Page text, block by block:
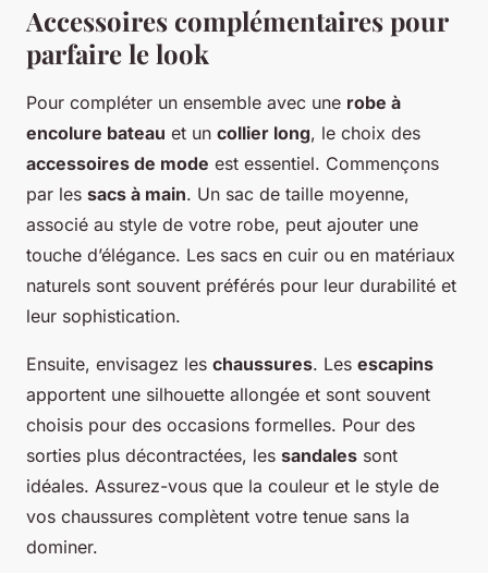
Accessoires complémentaires pour
parfaire le look
Pour compléter un ensemble avec une robe à
encolure bateau et un collier long, le choix des
accessoires de mode est essentiel. Commençons
par les sacs à main. Un sac de taille moyenne,
associé au style de votre robe, peut ajouter une
touche d’élégance. Les sacs en cuir ou en matériaux
naturels sont souvent préférés pour leur durabilité et
leur sophistication.
Ensuite, envisagez les chaussures. Les escapins
apportent une silhouette allongée et sont souvent
choisis pour des occasions formelles. Pour des
sorties plus décontractées, les sandales sont
idéales. Assurez-vous que la couleur et le style de
vos chaussures complètent votre tenue sans la
dominer.